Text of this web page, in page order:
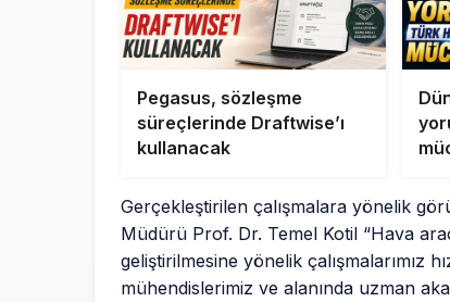
Pegasus, sözleşme
süreçlerinde Draftwise’ı
kullanacak
Gerçekleştirilen çalışmalara yönelik
Müdürü Prof. Dr. Temel Kotil “Hava
geliştirilmesine yönelik çalışmalarımız
mühendislerimiz ve alanında uzman